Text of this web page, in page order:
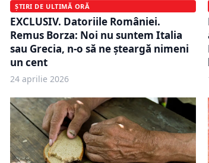
ȘTIRI DE ULTIMĂ ORĂ
EXCLUSIV. Datoriile României.
Remus Borza: Noi nu suntem Italia
sau Grecia, n-o să ne șteargă nimeni
un cent
24 aprilie 2026